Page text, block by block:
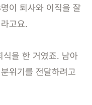
이 퇴사와 이직을 잘
고요.
식을 한 거였죠. 남아
위기를 전달하려고